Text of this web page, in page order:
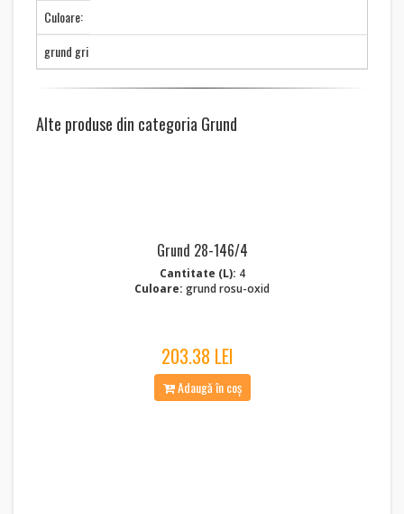
Culoare:
grund gri
Alte produse din categoria Grund
Grund 28-146/4
Cantitate (L): 4
Culoare: grund rosu-oxid
203.38 LEI
Adaugă în coș